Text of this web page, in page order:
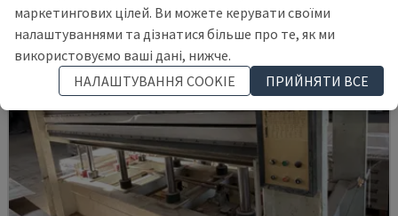
маркетингових цілей. Ви можете керувати своїми
налаштуваннями та дізнатися більше про те, як ми
використовуємо ваші дані, нижче.
НАЛАШТУВАННЯ COOKIE
ПРИЙНЯТИ ВСЕ